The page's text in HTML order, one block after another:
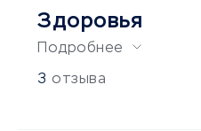
Здоровья
Подробнее
3 отзыва